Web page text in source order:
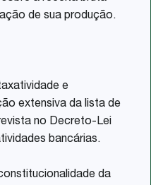
de sua produção.
e
extensiva da lista de
no Decreto-Lei
bancárias.
da